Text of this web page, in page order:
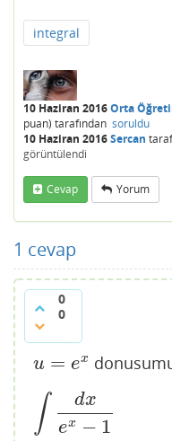
integral
10 Haziran 2016Orta
puan) tarafından soruldu
10 Haziran 2016Sercan
görüntülendi
Cevap Yorum
1 cevap
0
0
u = ex
u=ex
∫ dx
ex − 1
∫d